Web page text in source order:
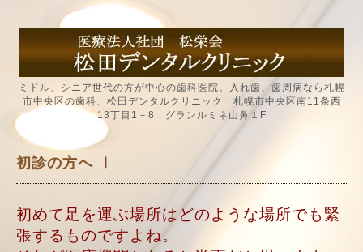
ミドル、シニア世代の方が中心の歯科医院。入れ歯、歯周病なら札幌
市中央区の歯科、松田デンタルクリニック 札幌市中央区南11条西
13丁目1－8 グランルミネ山鼻１F
初診の方へ Ⅰ
初めて足を運ぶ場所はどのような場所でも緊
張するものですよね。